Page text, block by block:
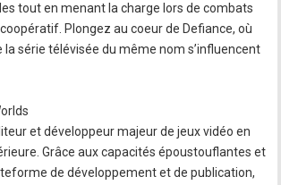
tout en menant la charge lors de combats
Plongez au coeur de Defiance, où
la série télévisée du même nom s’influencent
et développeur majeur de jeux vidéo en
Grâce aux capacités époustouflantes et
de développement et de publication,